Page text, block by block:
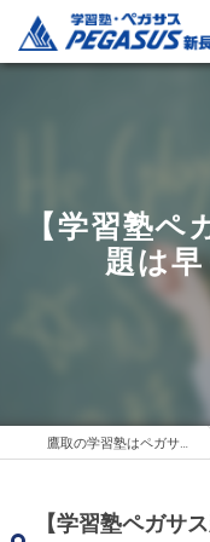
【学習塾ペ
題は早
鷹取の学習塾はペガサス新長田教室
【学習塾ペガサ